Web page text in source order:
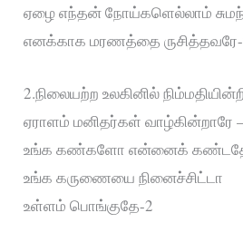
ஏழை எந்தன் நோய்களெல்லாம்
எனக்காக மரணத்தை
2.நிலையற்ற உலகினில்
ஏராளம் மனிதர்கள் வாழ்கின்றாரே
உங்க கண்களோ என்னைக்
உங்க கருணையை நினைச்சிட்டா
உள்ளம் பொங்குதே-2